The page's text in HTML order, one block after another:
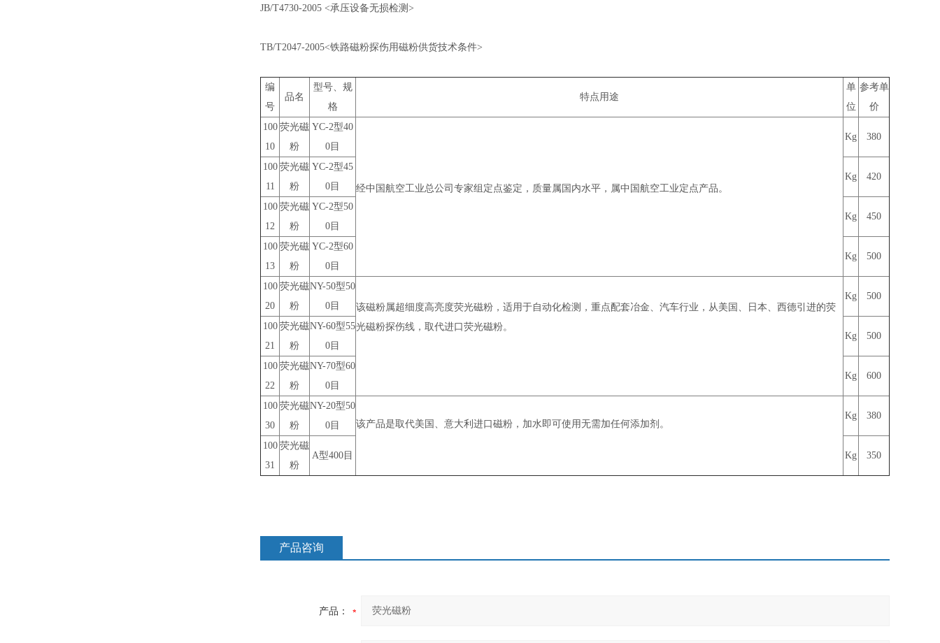
JB/T4730-2005 <承压设备无损检测>
TB/T2047-2005<铁路磁粉探伤用磁粉供货技术条件>
编
号
品名
型号、规
格
特点用途
单
位
参考单
价
100
10
荧光磁
粉
YC-2型40
0目
经中国航空工业总公司专家组定点鉴定，质量属国内水平，属中国航空工业定点产品。
Kg 380
100
11
荧光磁
粉
YC-2型45
0目
Kg 420
100
12
荧光磁
粉
YC-2型50
0目
Kg 450
100
13
荧光磁
粉
YC-2型60
0目
Kg 500
100
20
荧光磁
粉
NY-50型50
0目
该磁粉属超细度高亮度荧光磁粉，适用于自动化检测，重点配套冶金、汽车行业，从美国、日本、西德引进的荧
光磁粉探伤线，取代进口荧光磁粉。
Kg 500
100
21
荧光磁
粉
NY-60型55
0目
Kg 500
100
22
荧光磁
粉
NY-70型60
0目
Kg 600
100
30
荧光磁
粉
NY-20型50
0目
该产品是取代美国、意大利进口磁粉，加水即可使用无需加任何添加剂。
Kg 380
100
31
荧光磁
粉
A型400目 Kg 350
产品咨询
产品：